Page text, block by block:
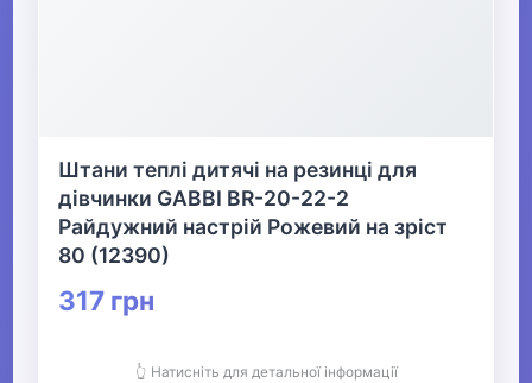
Все для пляжу
▶ Офіс, школа, книги
Штани теплі дитячі на резинці для
дівчинки GABBI BR-20-22-2
Райдужний настрій Рожевий на зріст
80 (12390)
317 грн
👆 Натисніть для детальної інформації